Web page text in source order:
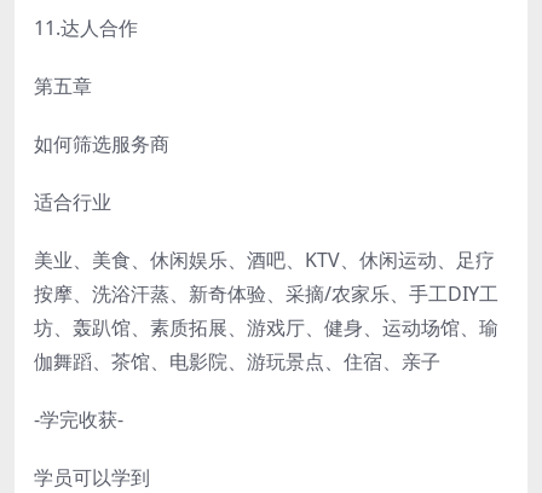
11.达人合作
第五章
如何筛选服务商
适合行业
美业、美食、休闲娱乐、酒吧、KTV、休闲运动、足疗
按摩、洗浴汗蒸、新奇体验、采摘/农家乐、手工DIY工
坊、轰趴馆、素质拓展、游戏厅、健身、运动场馆、瑜
伽舞蹈、茶馆、电影院、游玩景点、住宿、亲子
-学完收获-
学员可以学到